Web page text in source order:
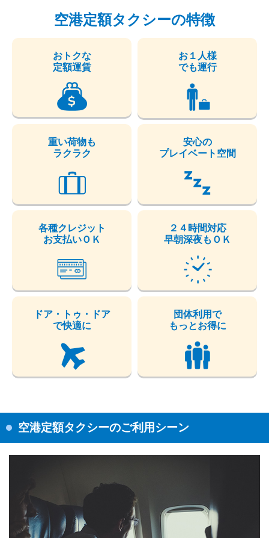
空港定額タクシーの特徴
おトクな
定額運賃
お１人様
でも運行
重い荷物も
ラクラク
安心の
プレイベート空間
各種クレジット
お支払いＯＫ
２４時間対応
早朝深夜もＯＫ
ドア・トゥ・ドア
で快適に
団体利用で
もっとお得に
空港定額タクシーのご利用シーン